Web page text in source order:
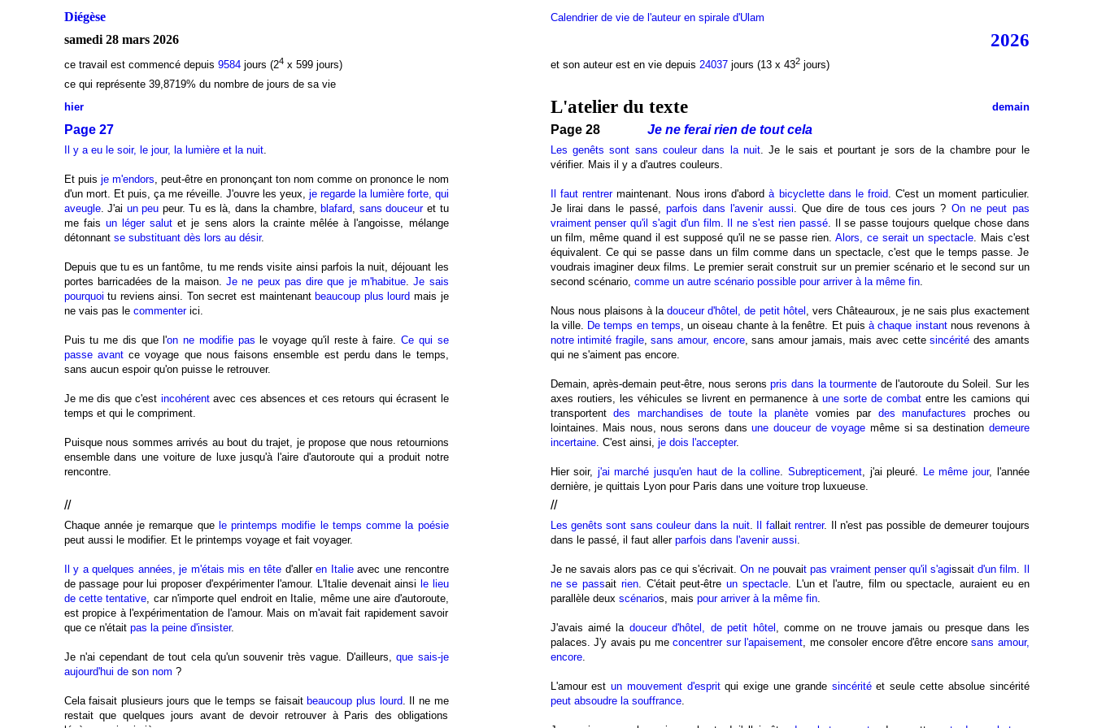
Diégèse Calendrier de vie de l'auteur en spirale d'Ulam
samedi 28 mars 2026 2026
ce travail est commencé depuis 9584jours (24x 599 jours) et son auteur est en vie depuis 24037jours (13 x 432jours)
ce qui représente 39,8719% du nombre de jours de sa vie
hier
L'atelier du texte demain
Page 27 Page 28 Je ne ferai rien de tout cela
Il y a eu le soir, le jour, la lumière et la nuit.
Et puis je m'endors, peut-être en prononçant ton nom comme on prononce le nom
d'un mort. Et puis, ça me réveille. J'ouvre les yeux, je regarde la lumière forte, qui
aveugle. J'ai un peu peur. Tu es là, dans la chambre, blafard, sans douceuret tu
me fais un léger salut et je sens alors la crainte mêlée à l'angoisse, mélange
détonnant se substituant dès lors au désir.
Depuis que tu es un fantôme, tu me rends visite ainsi parfois la nuit, déjouant les
portes barricadées de la maison. Je ne peux pas dire que je m'habitue.Je sais
pourquoi tu reviens ainsi. Ton secret est maintenant beaucoup plus lourd mais je
ne vais pas le commenterici.
Puis tu me dis que l'on ne modifie pas le voyage qu'il reste à faire. Ce qui se
passe avantce voyage que nous faisons ensemble est perdu dans le temps,
sans aucun espoir qu'on puisse le retrouver.
Je me dis que c'est incohérentavec ces absences et ces retours qui écrasent le
temps et qui le compriment.
Puisque nous sommes arrivés au bout du trajet, je propose que nous retournions
ensemble dans une voiture de luxe jusqu'à l'aire d'autoroute qui a produit notre
rencontre.
Les genêts sont sans couleur dans la nuit. Je le sais et pourtant je sors de la chambre pour le
vérifier. Mais il y a d'autres couleurs.
Il faut rentrermaintenant. Nous irons d'abordà bicyclette dans le froid. C'est un moment particulier.
Je lirai dans le passé, parfois dans l'avenir aussi. Que dire de tous ces jours ? On ne peut pas
vraiment penser qu'il s'agit d'un film. Il ne s'est rien passé. Il se passe toujours quelque chose dans
un film, même quand il est supposé qu'il ne se passe rien.Alors, ce serait un spectacle. Mais c'est
équivalent. Ce qui se passe dans un film comme dans un spectacle, c'est que le temps passe. Je
voudrais imaginer deux films. Le premier serait construit sur un premier scénario et le second sur un
second scénario, comme un autre scénario possible pour arriver à la même fin.
Nous nous plaisons à ladouceur d'hôtel, de petit hôtel , vers Châteauroux, je ne sais plus exactement
la ville. De temps en temps, un oiseau chante à la fenêtre. Et puisà chaque instantnous revenons à
notre intimité fragile,sans amour, encore, sans amour jamais, mais avec cettesincérité des amants
qui ne s'aiment pas encore.
Demain, après-demain peut-être, nous seronspris dans la tourmente de l'autoroute du Soleil. Sur les
axes routiers, les véhicules se livrent en permanence à une sorte de combat entre les camions qui
transportentdes marchandises de toute la planète vomies par des manufactures proches ou
lointaines. Mais nous, nous serons dansune douceur de voyage même si sa destination demeure
incertaine. C'est ainsi, je dois l'accepter.
Hier soir, j'ai marché jusqu'en haut de la colline. Subrepticement, j'ai pleuré. Le même jour, l'année
dernière, je quittais Lyon pour Paris dans une voiture trop luxueuse.
// //
Chaque année je remarque que le printemps modifie le temps comme la poésie
peut aussi le modifier. Et le printemps voyage et fait voyager.
Il y a quelques années, je m'étais mis en tête d'alleren Italieavec une rencontre
de passage pour lui proposer d'expérimenter l'amour. L'Italie devenait ainsi le lieu
de cette tentative, car n'importe quel endroit en Italie, même une aire d'autoroute,
est propice à l'expérimentation de l'amour. Mais on m'avait fait rapidement savoir
que ce n'était pas la peine d'insister.
Je n'ai cependant de tout cela qu'un souvenir très vague. D'ailleurs,que sais-je
aujourd'hui de son nom ?
Cela faisait plusieurs jours que le temps se faisait beaucoup plus lourd. Il ne me
restait que quelques jours avant de devoir retrouver à Paris des obligations
Les genêts sont sans couleur dans la nuit. Il fallait rentrer. Il n'est pas possible de demeurer toujours
dans le passé, il faut aller parfois dans l'avenir aussi.
Je ne savais alors pas ce qui s'écrivait.On ne pouvait pas vraiment penser qu'il s'agissait d'un film.
ne se passait rien. C'était peut-être un spectacle. L'un et l'autre, film ou spectacle, auraient eu en
parallèle deux scénarios, mais pour arriver à la même fin.
J'avais aimé la douceur d'hôtel, de petit hôtel , comme on ne trouve jamais ou presque dans les
palaces. J'y avais pu me concentrer sur l'apaisement, me consoler encore d'être encore sans amour,
encore.
L'amour estun mouvement d'espritqui exige une grande sincéritéet seule cette absolue sincérité
peut absoudre la souffrance.